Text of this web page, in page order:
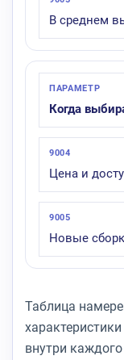
В среднем
Когда
Цена и
Новые
Таблица
внутри